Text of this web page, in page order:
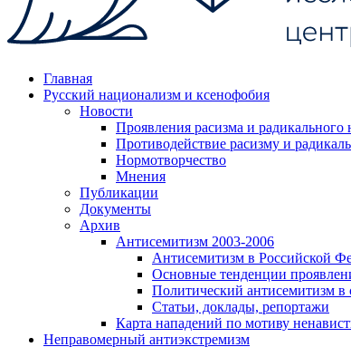
Главная
Русский национализм и ксенофобия
Новости
Проявления расизма и радикального
Противодействие расизму и
Нормотворчество
Мнения
Публикации
Документы
Архив
Антисемитизм 2003-2006
Антисемитизм в Российской
Основные тенденции
Политический антисемитизм в
Статьи, доклады, репортажи
Карта нападений по мотиву
Неправомерный антиэкстремизм